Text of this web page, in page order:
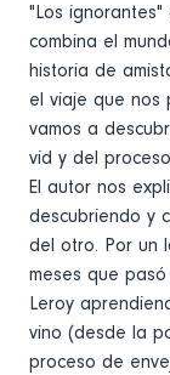
"Los
combina el
historia de
el viaje que nos
vamos a
vid y del
El autor nos
descubriendo y
del otro. Por un
meses que
Leroy
vino (desde la
proceso de